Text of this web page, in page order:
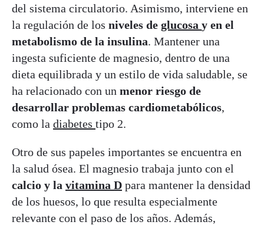
del sistema circulatorio. Asimismo, interviene en
la regulación de los niveles de glucosa y en el
metabolismo de la insulina. Mantener una
ingesta suficiente de magnesio, dentro de una
dieta equilibrada y un estilo de vida saludable, se
ha relacionado con un menor riesgo de
desarrollar problemas cardiometabólicos,
como la diabetes tipo 2.
Otro de sus papeles importantes se encuentra en
la salud ósea. El magnesio trabaja junto con el
calcio y la vitamina D para mantener la densidad
de los huesos, lo que resulta especialmente
relevante con el paso de los años. Además,